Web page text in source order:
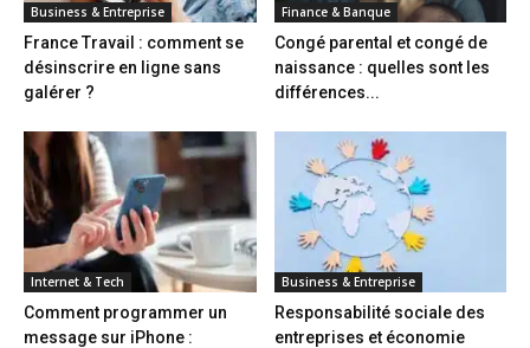
Business & Entreprise
France Travail : comment se
désinscrire en ligne sans
galérer ?
Finance & Banque
Congé parental et congé de
naissance : quelles sont les
différences...
Internet & Tech
Comment programmer un
message sur iPhone :
Business & Entreprise
Responsabilité sociale des
entreprises et économie